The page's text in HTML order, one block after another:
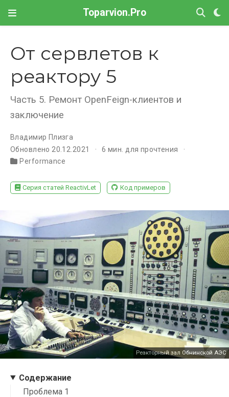
Toparvion.Pro
От сервлетов к
реактору 5
Часть 5. Ремонт OpenFeign-клиентов и
заключение
Владимир Плизга
Обновлено 20.12.2021
6 мин. для прочтения
Performance
Серия статей ReactivLet Код примеров
Реакторный зал Обнинской АЭС
Содержание
Проблема 1